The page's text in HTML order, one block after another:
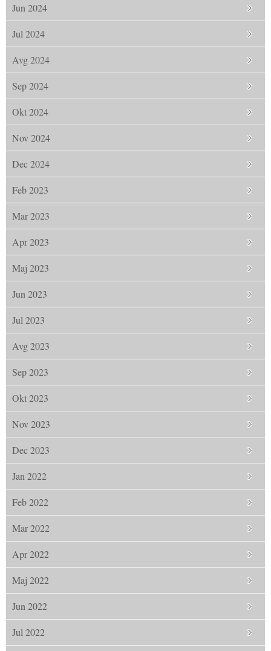
Jun 2024
Jul 2024
Avg 2024
Sep 2024
Okt 2024
Nov 2024
Dec 2024
Feb 2023
Mar 2023
Apr 2023
Maj 2023
Jun 2023
Jul 2023
Avg 2023
Sep 2023
Okt 2023
Nov 2023
Dec 2023
Jan 2022
Feb 2022
Mar 2022
Apr 2022
Maj 2022
Jun 2022
Jul 2022